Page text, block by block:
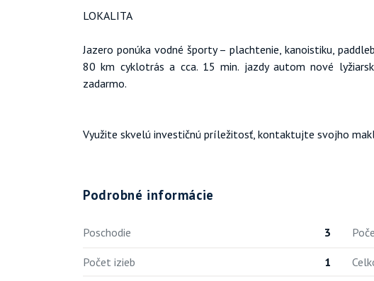
LOKALITA
Jazero ponúka vodné športy – plachtenie, kanoistiku,
80 km cyklotrás a cca. 15 min. jazdy autom nové
zadarmo.
Využite skvelú investičnú príležitosť, kontaktujte svojho
Podrobné informácie
Poschodie 3
Počet izieb 1